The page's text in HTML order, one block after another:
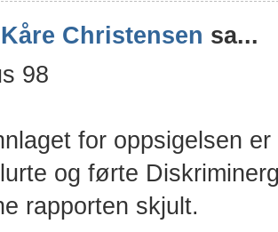
Christensen sa...
98
for oppsigelsen
og førte
rapporten skjult.